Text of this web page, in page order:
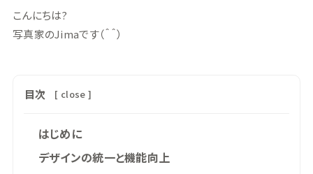
こんにちは?
写真家のJimaです（＾＾）
目次 [ close ]
はじめに
デザインの統一と機能向上